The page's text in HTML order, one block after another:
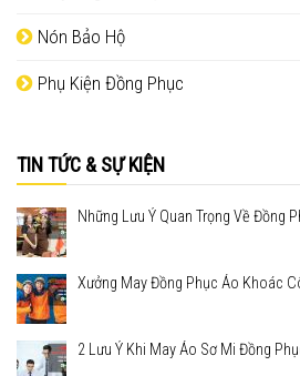
Nón Bảo Hộ
Phụ Kiện Đồng Phục
TIN TỨC & SỰ KIỆN
Những Lưu Ý Quan Trọng Về Đồng
Xưởng May Đồng Phục Áo Khoác
2 Lưu Ý Khi May Áo Sơ Mi Đồng